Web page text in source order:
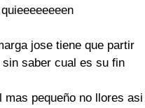
jose tiene que partir
saber cual es su fin
pequeño no llores asi